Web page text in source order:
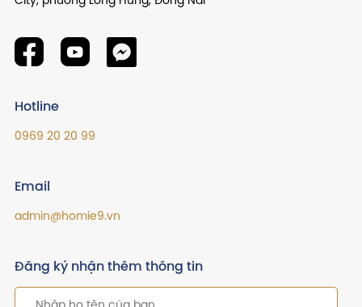
Hotline
0969 20 20 99
Email
admin@homie9.vn
Đăng ký nhận thêm thông tin